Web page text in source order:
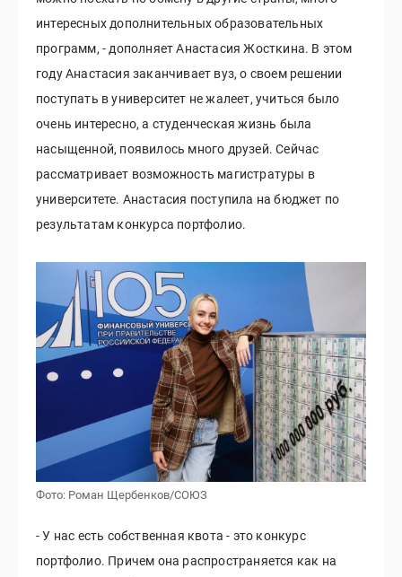
интересных дополнительных образовательных
программ, - дополняет Анастасия Жосткина. В этом
году Анастасия заканчивает вуз, о своем решении
поступать в университет не жалеет, учиться было
очень интересно, а студенческая жизнь была
насыщенной, появилось много друзей. Сейчас
рассматривает возможность магистратуры в
университете. Анастасия поступила на бюджет по
результатам конкурса портфолио.
Фото: Роман Щербенков/СОЮЗ
- У нас есть собственная квота - это конкурс
портфолио. Причем она распространяется как на